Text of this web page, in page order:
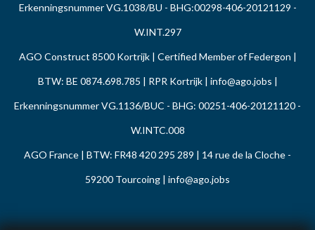
Erkenningsnummer VG.1038/BU - BHG:00298-406-20121129 -
W.INT.297
AGO Construct 8500 Kortrijk | Certified Member of Federgon |
BTW: BE 0874.698.785 | RPR Kortrijk | info@ago.jobs |
Erkenningsnummer VG.1136/BUC - BHG: 00251-406-20121120 -
W.INTC.008
AGO France | BTW: FR48 420 295 289 | 14 rue de la Cloche -
59200 Tourcoing | info@ago.jobs